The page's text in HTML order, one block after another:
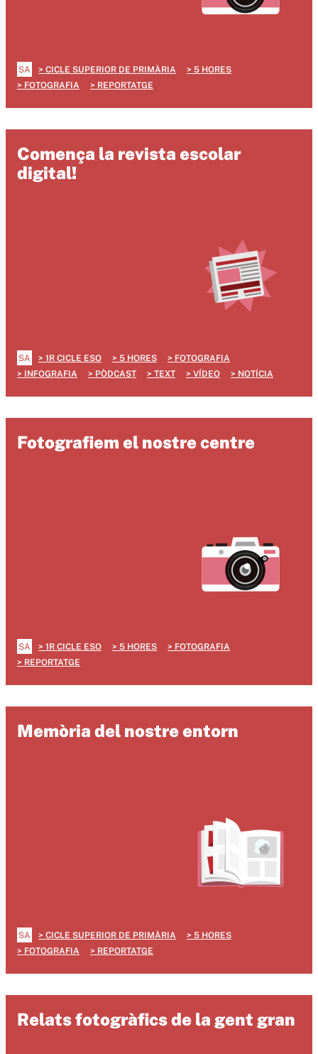
SA CICLE SUPERIOR DE PRIMÀRIA
5 HORES
FOTOGRAFIA
REPORTATGE
Comença la revista escolar
digital!
SA 1R CICLE ESO 5 HORES
FOTOGRAFIA
INFOGRAFIA
PÒDCAST TEXT VÍDEO NOTÍCIA
Fotografiem el nostre centre
SA 1R CICLE ESO 5 HORES
FOTOGRAFIA
REPORTATGE
Memòria del nostre entorn
SA CICLE SUPERIOR DE PRIMÀRIA
5 HORES
FOTOGRAFIA
REPORTATGE
Relats fotogràfics de la gent gran